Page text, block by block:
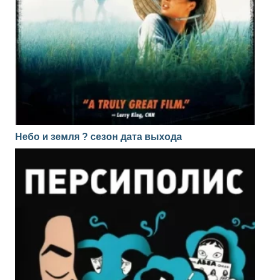
Небо и земля ? сезон дата выхода